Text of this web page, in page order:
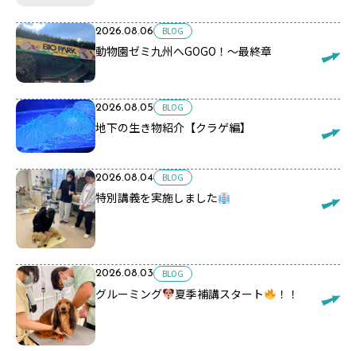
2026.08.06 BLOG
動物園ゼミ九州へGOGO！～最終章
2026.08.05 BLOG
地下の生き物紹介【クラゲ編】
2026.08.04 BLOG
特別講義を実施しました
2026.08.03 BLOG
グルーミング 夏季補講スタート ！！